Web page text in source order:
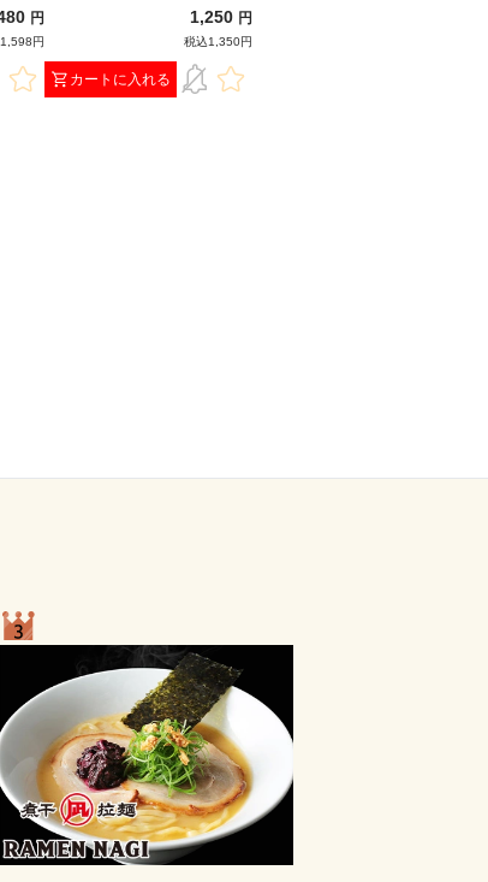
円
円
のある旨みだけが残る一杯。
1,250 円
税込1,350円
カートに入れる